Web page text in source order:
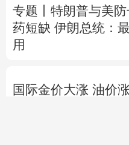
专题丨 特朗普与美防
药短缺 伊朗总统：
用
国际金价大涨 油价